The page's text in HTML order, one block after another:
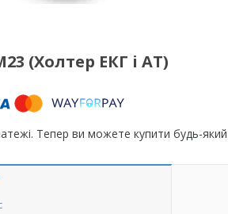
(Холтер ЕКГ і АТ)
Тепер ви можете купити будь-